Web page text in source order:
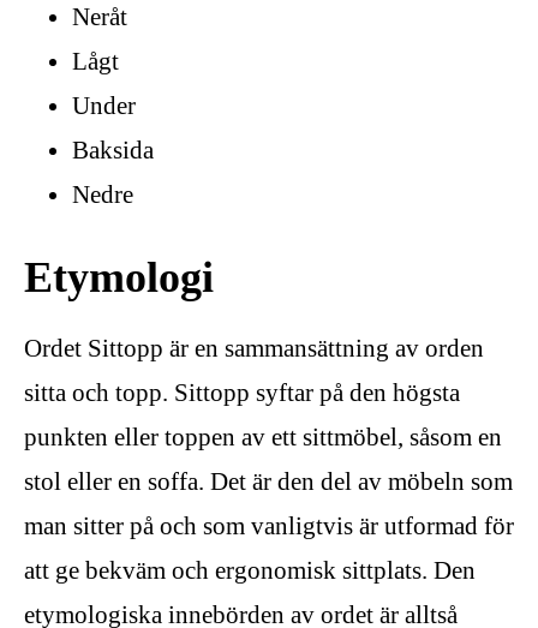
Neråt
Lågt
Under
Baksida
Nedre
Etymologi
Ordet Sittopp är en sammansättning av orden
sitta och topp. Sittopp syftar på den högsta
punkten eller toppen av ett sittmöbel, såsom en
stol eller en soffa. Det är den del av möbeln som
man sitter på och som vanligtvis är utformad för
att ge bekväm och ergonomisk sittplats. Den
etymologiska innebörden av ordet är alltså